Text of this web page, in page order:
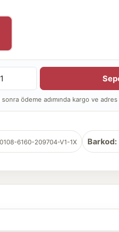
ödeme adımında kargo ve
6160-209704-V1-1X Barkod: